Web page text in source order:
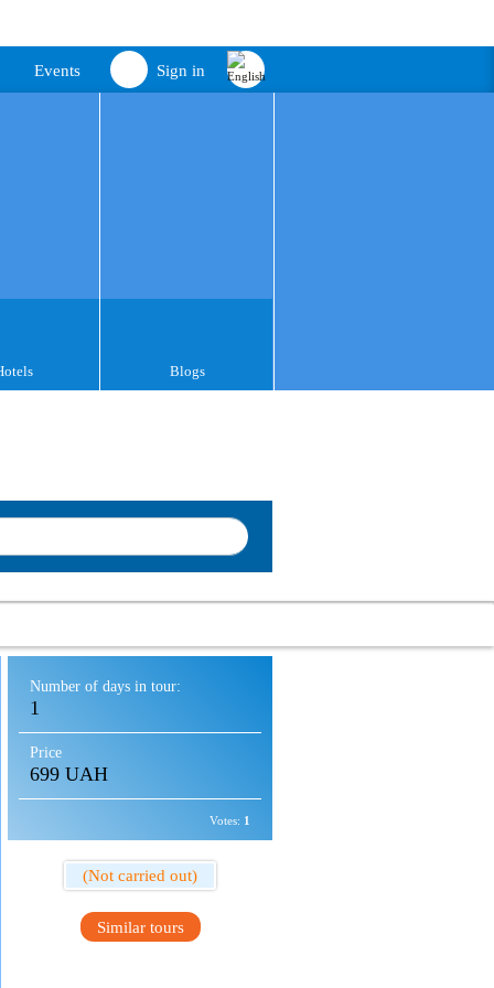
Sign in
Events
Blogs
Number of days in tour:
1
Price
699 UAH
Votes: 1
(Not carried out)
Similar tours